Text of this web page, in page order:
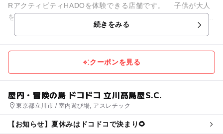
RアクティビティHADOを体験できる店舗です。 子供が大人
を倒しちゃうかも？AR技術を用いてるからこそ年齢・性別の垣
続きをみる
クーポンを見る
屋内・冒険の島 ドコドコ 立川髙島屋S.C.
東京都立川市 / 室内遊び場, アスレチック
【お知らせ】夏休みはドコドコで決まり🌻